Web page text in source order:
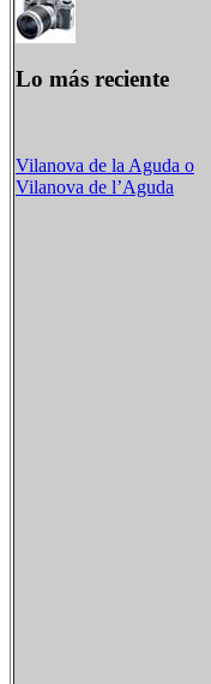
Lo más reciente
Vilanova de la Aguda o
Vilanova de l’Aguda